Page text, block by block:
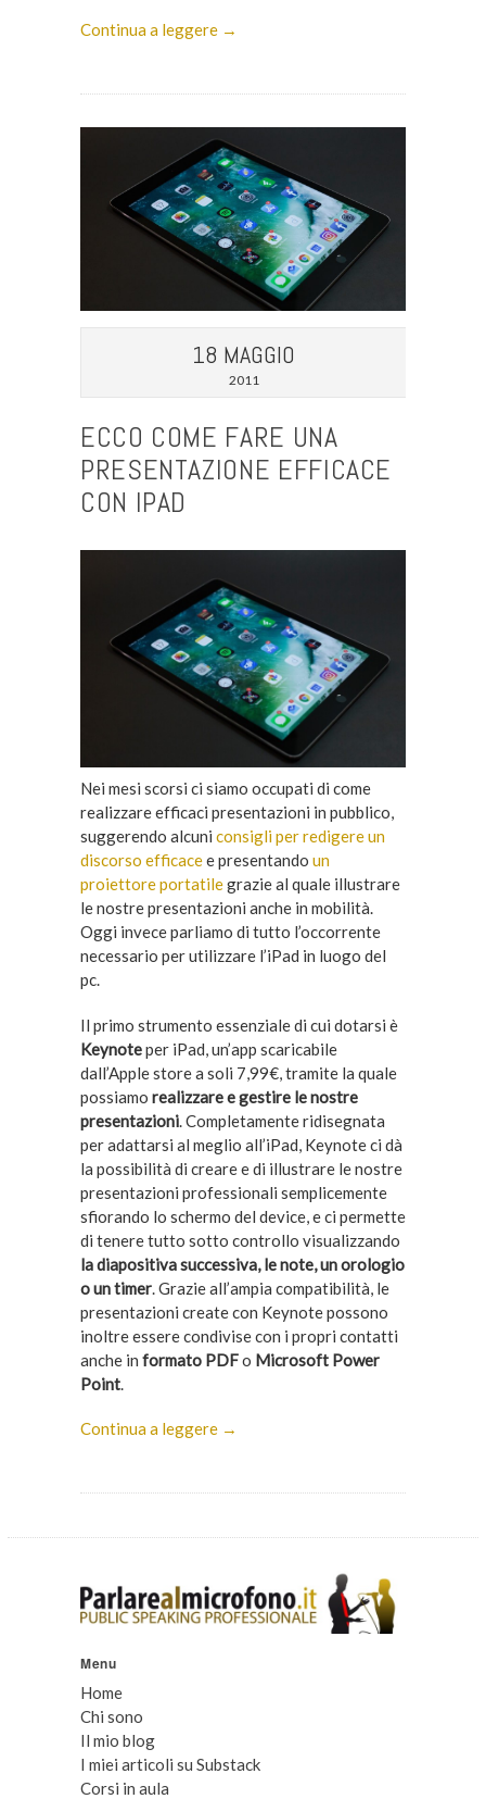
Continua a leggere →
18 MAGGIO
2011
ECCO COME FARE UNA
PRESENTAZIONE EFFICACE
CON IPAD
Nei mesi scorsi ci siamo occupati di come
realizzare efficaci presentazioni in pubblico,
suggerendo alcuni consigli per redigere un
discorso efficacee presentando un
proiettore portatilegrazie al quale illustrare
le nostre presentazioni anche in mobilità.
Oggi invece parliamo di tutto l’occorrente
necessario per utilizzare l’iPad in luogo del
pc.
Il primo strumento essenziale di cui dotarsi è
Keynoteper iPad, un’app scaricabile
dall’Apple store a soli 7,99€, tramite la quale
possiamo realizzare e gestire le nostre
presentazioni. Completamente ridisegnata
per adattarsi al meglio all’iPad, Keynote ci dà
la possibilità di creare e di illustrare le nostre
presentazioni professionali semplicemente
sfiorando lo schermo del device, e ci permette
di tenere tutto sotto controllo visualizzando
la diapositiva successiva, le note, un orologio
o un timer. Grazie all’ampia compatibilità, le
presentazioni create con Keynote possono
inoltre essere condivise con i propri contatti
anche in formato PDFo Microsoft Power
Point.
Continua a leggere →
Menu
Home
Chi sono
Il mio blog
I miei articoli su Substack
Corsi in aula